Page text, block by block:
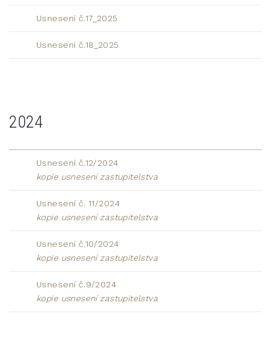
Usnesení č.17_2025
Usnesení č.18_2025
2024
Usnesení č.12/2024
kopie usnesení zastupitelstva
Usnesení č. 11/2024
kopie usnesení zastupitelstva
Usnesení č.10/2024
kopie usnesení zastupitelstva
Usnesení č.9/2024
kopie usnesení zastupitelstva